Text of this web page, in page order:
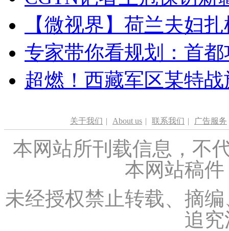
【微视界】荷兰夫妇
专家带你看规划：首
超燃！西藏军区某特
关于我们 | About us | 联系我们 | 广告服务
本网站所刊载信息，不
本网站稿
未经授权禁止转载、摘
追